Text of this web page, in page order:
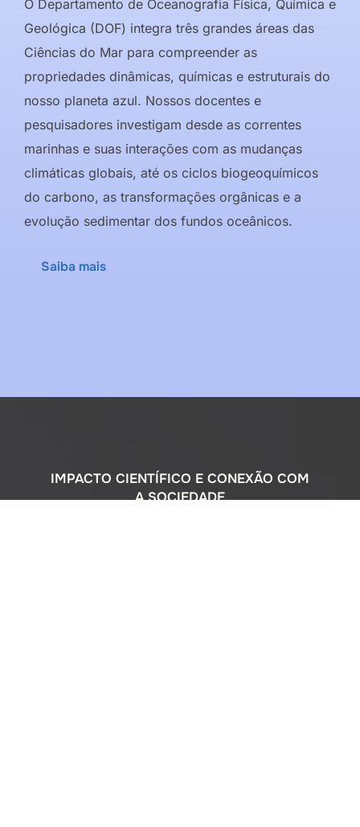
O Departamento de Oceanografia Física, Química e
Geológica (DOF) integra três grandes áreas das
Ciências do Mar para compreender as
propriedades dinâmicas, químicas e estruturais do
nosso planeta azul. Nossos docentes e
pesquisadores investigam desde as correntes
marinhas e suas interações com as mudanças
climáticas globais, até os ciclos biogeoquímicos
do carbono, as transformações orgânicas e a
evolução sedimentar dos fundos oceânicos.
Saiba mais
IMPACTO CIENTÍFICO E CONEXÃO COM
A SOCIEDADE